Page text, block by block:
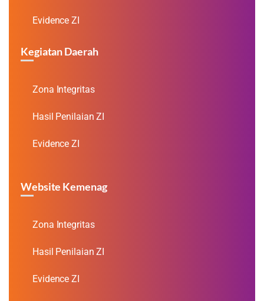
Evidence ZI
Kegiatan Daerah
Zona Integritas
Hasil Penilaian ZI
Evidence ZI
Website Kemenag
Zona Integritas
Hasil Penilaian ZI
Evidence ZI